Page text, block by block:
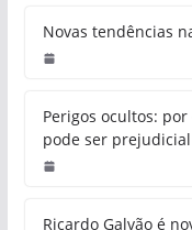
Novas tendências
Perigos ocultos:
pode ser prejudicial
Ricardo Galvão é